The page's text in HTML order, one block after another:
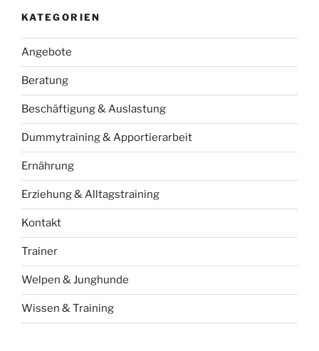
KATEGORIEN
Angebote
Beratung
Beschäftigung & Auslastung
Dummytraining & Apportierarbeit
Ernährung
Erziehung & Alltagstraining
Kontakt
Trainer
Welpen & Junghunde
Wissen & Training